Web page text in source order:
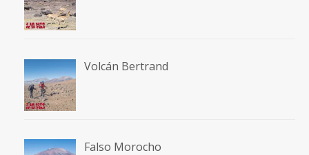
Volcán Bertrand
Falso Morocho